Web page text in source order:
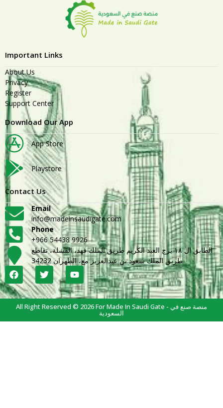
Important Links
About Us
Privacy
Register
Support Center
Download Our App
App Store
Playstore
Contact Us
Email
info@madeinsaudigate.com
Phone
+966 54438 9926
الطابق ال ١٨ برج العبد الكريم طريق الملك فهد، القشلة، تقاطع
طريق الملك سعود بن عبدالعزيز مع، الظهران 34232
All Right Reserved © 2026 For Made In Saudi Gate - منصة صنع في
السعودية